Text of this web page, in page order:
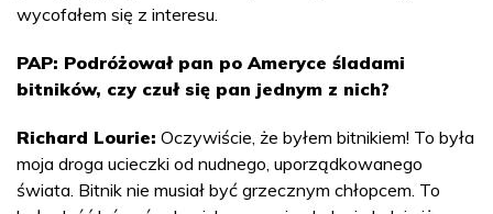
wycofałem się z interesu.
PAP: Podróżował pan po Ameryce śladami
bitników, czy czuł się pan jednym z nich?
Richard Lourie: Oczywiście, że byłem bitnikiem! To była
moja droga ucieczki od nudnego, uporządkowanego
świata. Bitnik nie musiał być grzecznym chłopcem. To